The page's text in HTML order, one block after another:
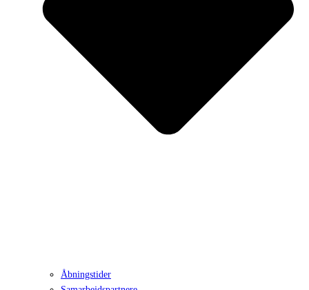
Åbningstider